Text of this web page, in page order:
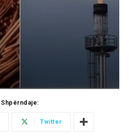
Shpërndaje:
Twitter